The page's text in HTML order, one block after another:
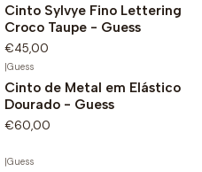
Cinto Sylvye Fino Lettering
Croco Taupe - Guess
€45,00
|Guess
Cinto de Metal em Elástico
Dourado - Guess
€60,00
|Guess